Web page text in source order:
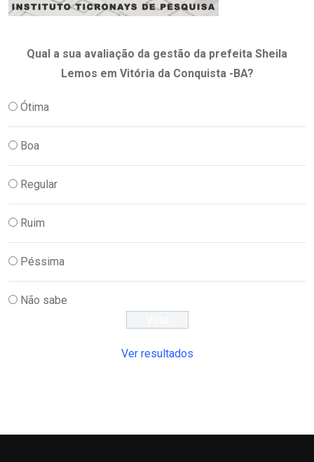
Qual a sua avaliação da gestão da prefeita Sheila
Lemos em Vitória da Conquista -BA?
Ótima
Boa
Regular
Ruim
Péssima
Não sabe
Ver resultados